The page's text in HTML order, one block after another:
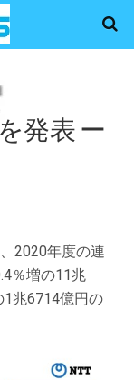
発表 ー
2020年度の連
％増の11兆
兆6714億円の